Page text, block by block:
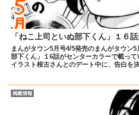
「ねこ上司といぬ部下くん」１６
まんがタウン5月号4/5発売のまんがタウン
部下くん」１6話がセンターカラーで載っ
イラスト根古さんとのデート中に、告白を
掲載情報